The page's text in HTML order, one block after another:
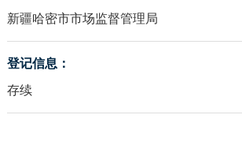
新疆哈密市市场监督管理局
登记信息：
存续